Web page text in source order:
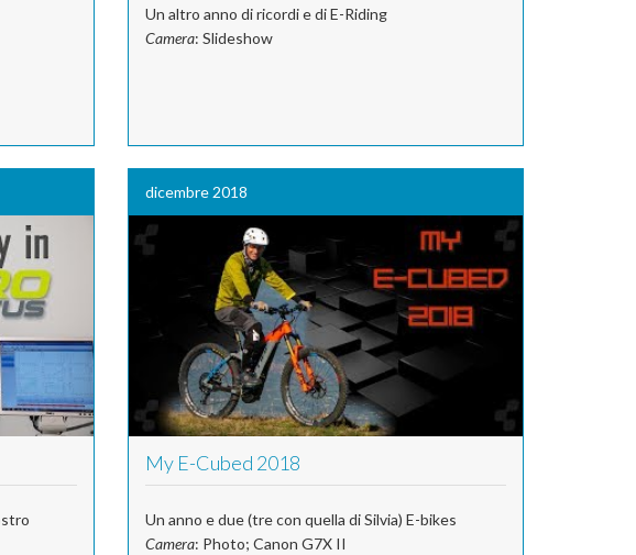
Un altro anno di ricordi e di E-Riding
Camera: Slideshow
dicembre 2018
My E-Cubed 2018
Un anno e due (tre con quella di Silvia) E-bikes
Camera: Photo; Canon G7X II